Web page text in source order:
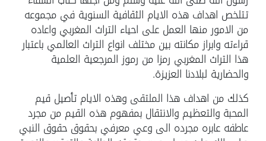
تتلخص اهداف هذه الايام الثقافية السنوية في مجموعه
من الامور منها العمل على احياء التراث المغربي واعاده
قراءته وابراز مكانته بين مختلف انواع التراث العالمي باعتبار
هذا التراث المغربي رمزا من رموز المرجعية العلمية
والحضارية لبلادنا العزيزة.
كذلك من اهداف هذا الملتقى وهذه الايام تأصيل قيم
المحبة والتعظيم والانتقال بمفهوم هذه القيم من مجرد
عاطفه عابره مجرده الى وعي معرفي بحقوق حقوق النبي